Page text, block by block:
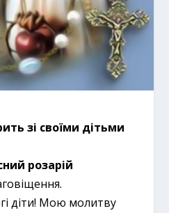
зі своїми дітьми
розарій
діти! Мою молитву